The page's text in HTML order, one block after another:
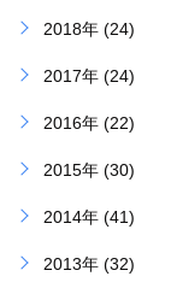
2018年 (24)
2017年 (24)
2016年 (22)
2015年 (30)
2014年 (41)
2013年 (32)